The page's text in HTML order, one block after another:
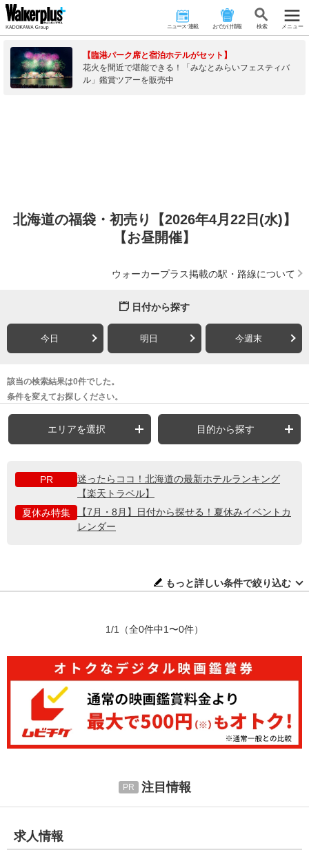
ニュース･連載 おでかけ情報 検 索 メニュー
【臨港パーク席と宿泊ホテルがセット】
花火を間近で堪能できる！「みなとみらいフェスティバ
ル」鑑賞ツアーを販売中
北海道の福袋・初売り【2026年4月22日(水)】
【お昼開催】
ウォーカープラス掲載の駅・路線について
日付から探す
今日 明日 今週末
該当の検索結果は0件でした。
条件を変えてお探しください。
エリアを選択 目的から探す
PR
迷ったらココ！北海道の最新ホテルランキング
【楽天トラベル】
夏休み特集
【7月・8月】日付から探せる！夏休みイベントカ
レンダー
もっと詳しい条件で絞り込む
1/1 （全0件中1〜0件）
注目情報
求人情報